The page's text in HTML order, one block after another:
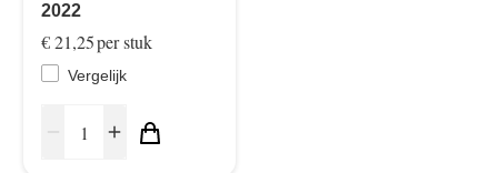
2022
€ 21,25per stuk
Vergelijk
add